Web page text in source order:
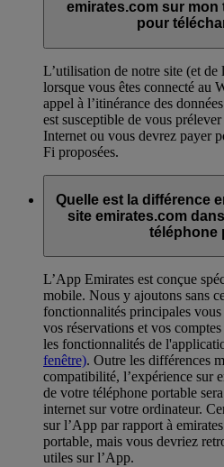
emirates.com sur
pour
L’utilisation de notre site (et
lorsque vous êtes connecté au
appel à l’itinérance des
est susceptible de vous
Internet ou vous devrez payer
Fi proposées.
Quelle est la différence
site emirates.com
téléphone
L’App Emirates est conçue
mobile. Nous y ajoutons sans
fonctionnalités principales
vos réservations et vos
les fonctionnalités de
fenêtre). Outre les différences
compatibilité, l’expérience sur
de votre téléphone portable
internet sur votre ordinateur.
sur l’App par rapport à
portable, mais vous devriez
utiles sur l’App.